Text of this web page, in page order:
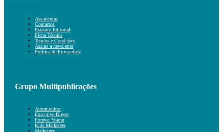
Assinaturas
Contactos
Estatuto Editorial
Ficha Técnica
Termos e Condições
Assine a newsletter
Política de Privacidade
Grupo Multipublicações
Automonitor
Executive Digest
Forever Young
Kids Marketeer
Marketeer